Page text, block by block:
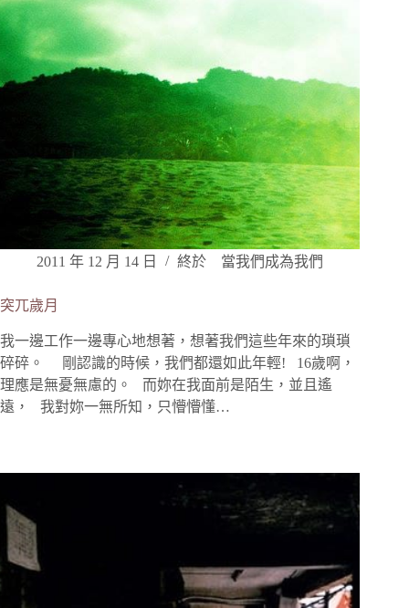
2011 年 12 月 14 日 終於 當我們成為我們
突兀歲月
我一邊工作一邊專心地想著，想著我們這些年來的瑣瑣
碎碎。 剛認識的時候，我們都還如此年輕! 16歲啊，
理應是無憂無慮的。 而妳在我面前是陌生，並且遙
遠， 我對妳一無所知，只懵懵懂…